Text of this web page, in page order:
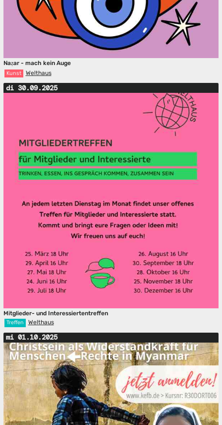
Naẓar - mach kein Auge
Kunst Welthaus
di 30.09.2025
Mitglieder- und Interessiertentreffen
Treffen Welthaus
mi 01.10.2025